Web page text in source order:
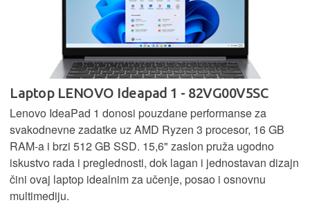
Laptop LENOVO Ideapad 1 - 82VG00V5SC
Lenovo IdeaPad 1 donosi pouzdane performanse za
svakodnevne zadatke uz AMD Ryzen 3 procesor, 16 GB
RAM-a i brzi 512 GB SSD. 15,6" zaslon pruža ugodno
iskustvo rada i preglednosti, dok lagan i jednostavan dizajn
čini ovaj laptop idealnim za učenje, posao i osnovnu
multimediju.